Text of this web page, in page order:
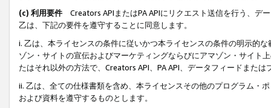
(c) 利用要件 Creators APIまたはPA APIにリクエスト送信を行う、デ
乙は、下記の要件を遵守することに同意します。
i. 乙は、本ライセンスの条件に従いかつ本ライセンスの条件の明示的
ゾン・サイトの宣伝およびマーケティングならびにアマゾン・サイト
たはそれ以外の方法で、Creators API、PA API、データフィードまた
ii. 乙は、全ての仕様書類を含め、本ライセンスその他のプログラム・
および資料を遵守するものとします。